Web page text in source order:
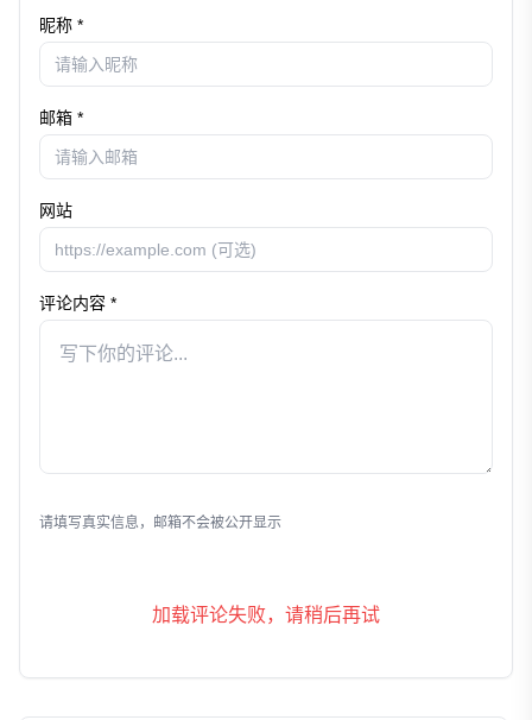
昵称 *
邮箱 *
网站
评论内容 *
请填写真实信息，邮箱不会被公开显示
加载评论失败，请稍后再试